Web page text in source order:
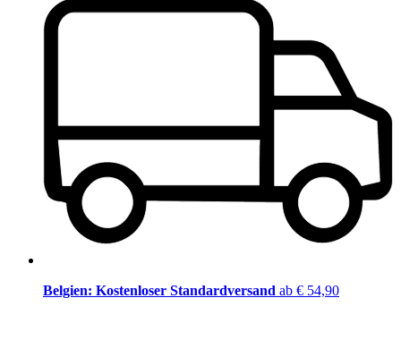
Belgien: Kostenloser Standardversand ab € 54,90